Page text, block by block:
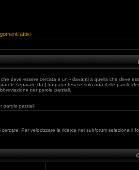
attivi
deve essere cercata e un - davanti a quella che deve
separate da | tra parentesi se solo una delle parole
per parole parziali.
parole parziali.
Per velocizzare la ricerca nei subforum seleziona il